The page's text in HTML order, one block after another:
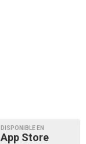
DISPONIBLE EN
App Store